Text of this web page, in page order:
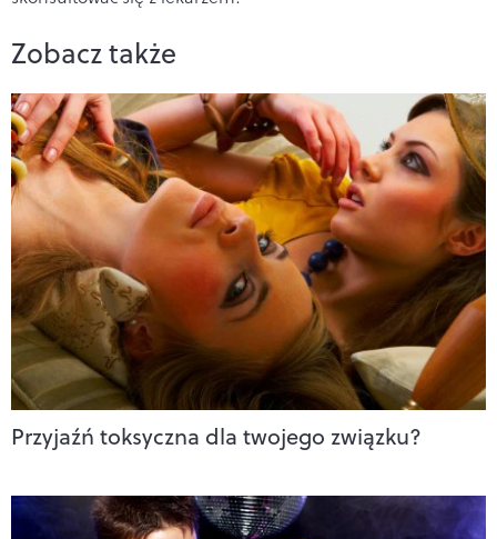
Zobacz także
Przyjaźń toksyczna dla twojego związku?